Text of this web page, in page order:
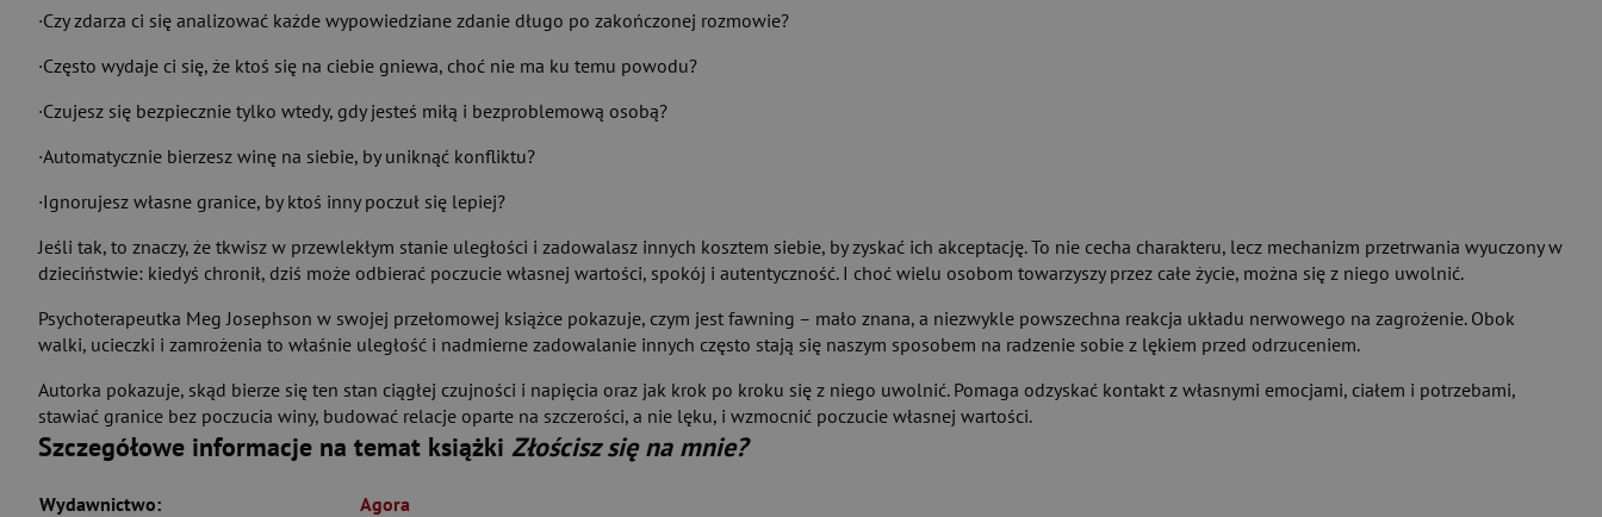
·Czy zdarza ci się analizować każde wypowiedziane zdanie długo po zakończonej rozmowie?
·Często wydaje ci się, że ktoś się na ciebie gniewa, choć nie ma ku temu powodu?
·Czujesz się bezpiecznie tylko wtedy, gdy jesteś miłą i bezproblemową osobą?
·Automatycznie bierzesz winę na siebie, by uniknąć konfliktu?
·Ignorujesz własne granice, by ktoś inny poczuł się lepiej?
Jeśli tak, to znaczy, że tkwisz w przewlekłym stanie uległości i zadowalasz innych kosztem siebie, by zyskać ich akceptację. To nie cecha charakteru, lecz mechanizm przetrwania wyuczony w
dzieciństwie: kiedyś chronił, dziś może odbierać poczucie własnej wartości, spokój i autentyczność. I choć wielu osobom towarzyszy przez całe życie, można się z niego uwolnić.
Psychoterapeutka Meg Josephson w swojej przełomowej książce pokazuje, czym jest fawning – mało znana, a niezwykle powszechna reakcja układu nerwowego na zagrożenie. Obok
walki, ucieczki i zamrożenia to właśnie uległość i nadmierne zadowalanie innych często stają się naszym sposobem na radzenie sobie z lękiem przed odrzuceniem.
Autorka pokazuje, skąd bierze się ten stan ciągłej czujności i napięcia oraz jak krok po kroku się z niego uwolnić. Pomaga odzyskać kontakt z własnymi emocjami, ciałem i potrzebami,
stawiać granice bez poczucia winy, budować relacje oparte na szczerości, a nie lęku, i wzmocnić poczucie własnej wartości.
Szczegółowe informacje na temat książki Złościsz się na mnie?
Wydawnictwo: Agora